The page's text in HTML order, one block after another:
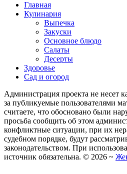
Главная
Кулинария
Выпечка
Закуски
Основное блюдо
Салаты
Десерты
Здоровье
Сад и огород
Администрация проекта не несет
за публикуемые пользователями
считаете, что обосновано были
просьба сообщить об этом
конфликтные ситуации, при их
судебном порядке, будут
законодательством. При
источник обязательна. © 2026 ~